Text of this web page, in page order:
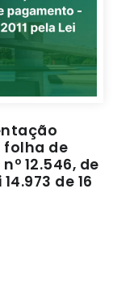
folha de
12.546, de
de 16